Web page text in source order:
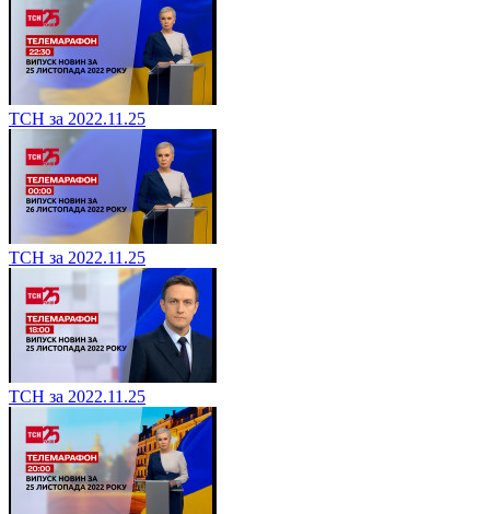
ТСН за 2022.11.25
ТСН за 2022.11.25
ТСН за 2022.11.25